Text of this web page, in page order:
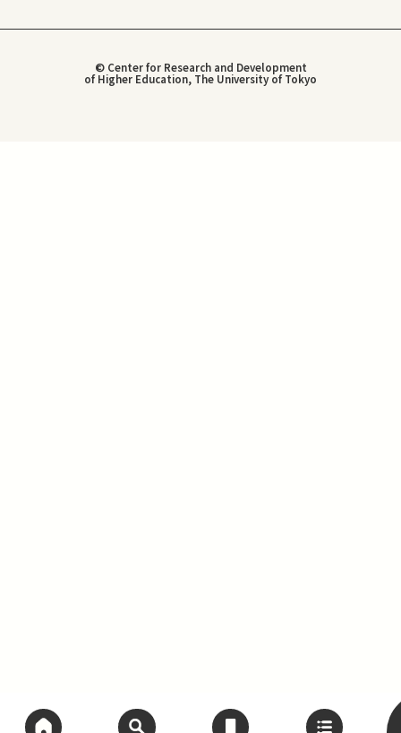
© Center for Research and Development
of Higher Education, The University of Tokyo